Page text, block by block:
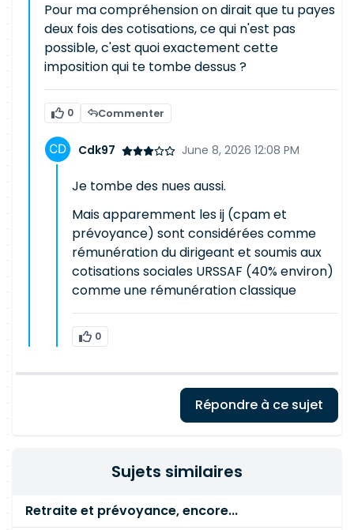
Pour ma compréhension on dirait que tu payes
deux fois des cotisations, ce qui n'est pas
possible, c'est quoi exactement cette
imposition qui te tombe dessus ?
0 Commenter
Cdk97 June 8, 2026 12:08 PM
Je tombe des nues aussi.
Mais apparemment les ij (cpam et
prévoyance) sont considérées comme
rémunération du dirigeant et soumis aux
cotisations sociales URSSAF (40% environ)
comme une rémunération classique
0
Répondre à ce sujet
Sujets similaires
Retraite et prévoyance, encore...